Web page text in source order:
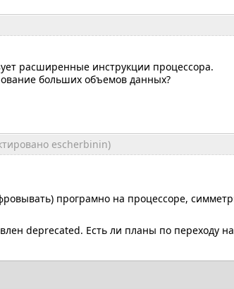
расширенные инструкции процессора.
больших объемов данных?
escherbinin)
програмно на процессоре,
deprecated. Есть ли планы по переходу